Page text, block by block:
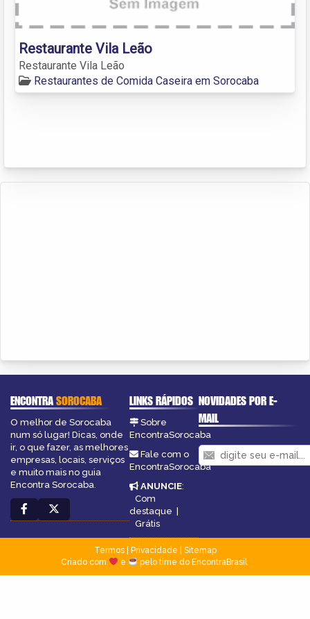
Restaurante Vila Leão
Restaurante Vila Leão
Restaurantes de Comida Caseira em Sorocaba
ENCONTRASOROCABA
O melhor de Sorocaba
num só lugar! Dicas, onde
ir, o que fazer, as melhores
empresas, locais, serviços
e muito mais no guia
Encontra Sorocaba.
LINKS RÁPIDOS
Sobre
EncontraSorocaba
Fale com o
EncontraSorocaba
ANUNCIE:
Com
destaque |
Grátis
NOVIDADES POR E-
MAIL
Termos| Privacidade
Sitemap
Criado com
e pelo time do EncontraBrasil